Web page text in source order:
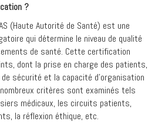
?
(Haute Autorité de Santé) est une
qui détermine le niveau de qualité
de santé. Cette certification
dont la prise en charge des patients,
sécurité et la capacité d’organisation
critères sont examinés tels
médicaux, les circuits patients,
la réflexion éthique, etc.